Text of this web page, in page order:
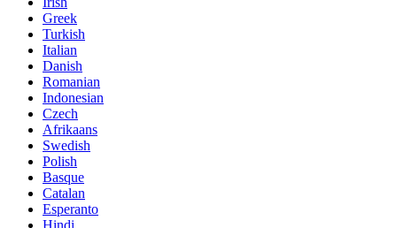
Greek
Turkish
Italian
Danish
Romanian
Indonesian
Czech
Afrikaans
Swedish
Polish
Basque
Catalan
Esperanto